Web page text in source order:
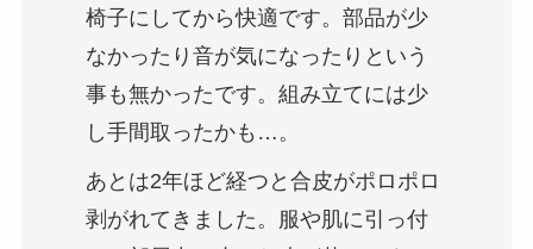
椅子にしてから快適です。部品が少
なかったり音が気になったりという
事も無かったです。組み立てには少
し手間取ったかも…。
あとは2年ほど経つと合皮がポロポロ
剥がれてきました。服や肌に引っ付